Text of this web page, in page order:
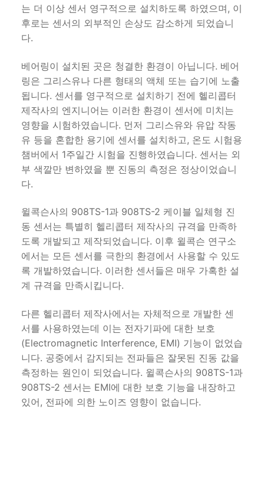
는 더 이상 센서 영구적으로 설치하도록 하였으며, 이
후로는 센서의 외부적인 손상도 감소하게 되었습니
다.
베어링이 설치된 곳은 청결한 환경이 아닙니다. 베어
링은 그리스유나 다른 형태의 액체 또는 습기에 노출
됩니다. 센서를 영구적으로 설치하기 전에 헬리콥터
제작사의 엔지니어는 이러한 환경이 센서에 미치는
영향을 시험하였습니다. 먼저 그리스유와 유압 작동
유 등을 혼합한 용기에 센서를 설치하고, 온도 시험용
챔버에서 1주일간 시험을 진행하였습니다. 센서는 외
부 색깔만 변하였을 뿐 진동의 측정은 정상이었습니
다.
윌콕슨사의 908TS-1과 908TS-2 케이블 일체형 진
동 센서는 특별히 헬리콥터 제작사의 규격을 만족하
도록 개발되고 제작되었습니다. 이후 윌콕슨 연구소
에서는 모든 센서를 극한의 환경에서 사용할 수 있도
록 개발하였습니다. 이러한 센서들은 매우 가혹한 설
계 규격을 만족시킵니다.
다른 헬리콥터 제작사에서는 자체적으로 개발한 센
서를 사용하였는데 이는 전자기파에 대한 보호
(Electromagnetic Interference, EMI) 기능이 없었습
니다. 공중에서 감지되는 전파들은 잘못된 진동 값을
측정하는 원인이 되었습니다. 윌콕슨사의 908TS-1과
908TS-2 센서는 EMI에 대한 보호 기능을 내장하고
있어, 전파에 의한 노이즈 영향이 없습니다.